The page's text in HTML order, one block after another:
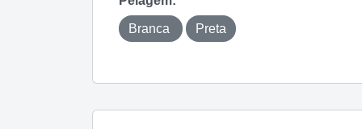
Branca Preta